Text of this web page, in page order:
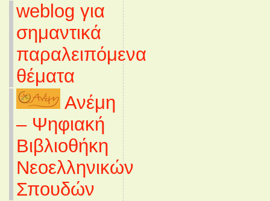
weblog για
σημαντικά
παραλειπόμενα
θέματα
Ανέμη
– Ψηφιακή
Βιβλιοθήκη
Νεοελληνικών
Σπουδών